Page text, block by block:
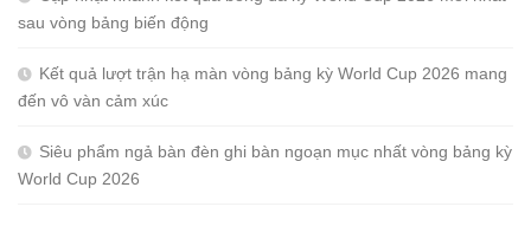
sau vòng bảng biến động
Kết quả lượt trận hạ màn vòng bảng kỳ World Cup 2026 mang
đến vô vàn cảm xúc
Siêu phẩm ngả bàn đèn ghi bàn ngoạn mục nhất vòng bảng kỳ
World Cup 2026